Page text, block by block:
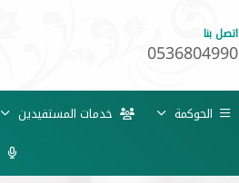
اتصل بنا
0536804990
الحوكمة خدمات المستفيدين